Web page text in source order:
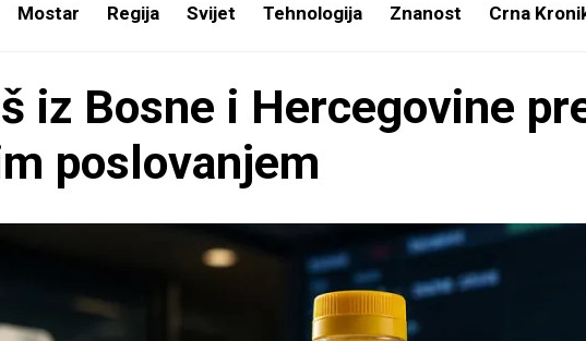
Mostar Regija Svijet Tehnologija Znanost Crna
iz Bosne i Hercegovine
poslovanjem